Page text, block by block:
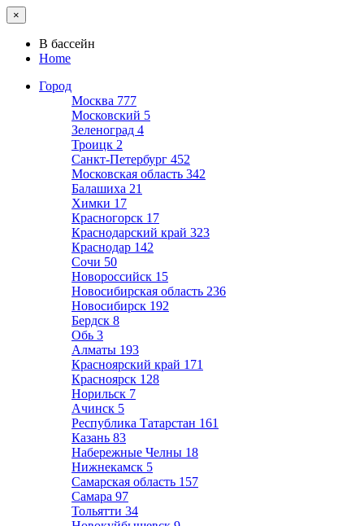
×
В бассейн
Home
Город
Москва 777
Московский 5
Зеленоград 4
Троицк 2
Санкт-Петербург 452
Московская область 342
Балашиха 21
Химки 17
Красногорск 17
Краснодарский край 323
Краснодар 142
Сочи 50
Новороссийск 15
Новосибирская область 236
Новосибирск 192
Бердск 8
Обь 3
Алматы 193
Красноярский край 171
Красноярск 128
Норильск 7
Ачинск 5
Республика Татарстан 161
Казань 83
Набережные Челны 18
Нижнекамск 5
Самарская область 157
Самара 97
Тольятти 34